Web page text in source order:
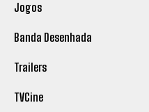
Jogos
Banda Desenhada
Trailers
TVCine